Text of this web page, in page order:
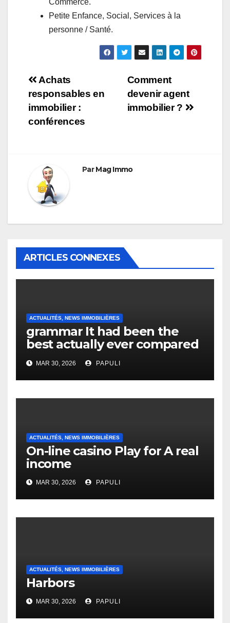
Commerce.
Petite Enfance, Social, Services à la
personne / Santé.
Navigation
de
l’article
Comment
devenir agent
immobilier ?
Achats
responsables en
immobilier :
conférences
ParMag Immo
ARTICLES CONNEXES
ACTUALITÉS, NEWS IMMOBILIÈRES
grammar It had been the
best actually ever compared
to it’s the top actually?
English Vocabulary Learners
Heap Change
MAR 30, 2026 PAPULI
ACTUALITÉS, NEWS IMMOBILIÈRES
On-line casino Play for A real
income
MAR 30, 2026 PAPULI
ACTUALITÉS, NEWS IMMOBILIÈRES
Harbors
MAR 30, 2026 PAPULI